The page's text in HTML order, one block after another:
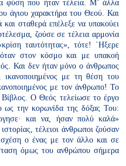
φύση που ήταν τέλεια. Μ’ άλλα
άγιου χαρακτήρα του Θεού. Και
σταθερά επέλεξε να υπακούει
ζούσε σε τέλεια αρμονία
ταυτότητας», τότε! ΄Ηξερε
στον κόσμο και με υπακοή
Και δεν ήταν μόνο ο άνθρωπος
ικανοποιημένος με τη θέση του
με τον άνθρωπο! Το
Βίβλος. Ο Θεός τελείωσε το έργο
ως την κορωνίδα της δόξας Του:
και να, ήσαν πολύ καλά»
τέλειοι άνθρωποι ζούσαν
σχέση ο ένας με τον άλλο και σε
όμως του ανθρώπου σήμερα